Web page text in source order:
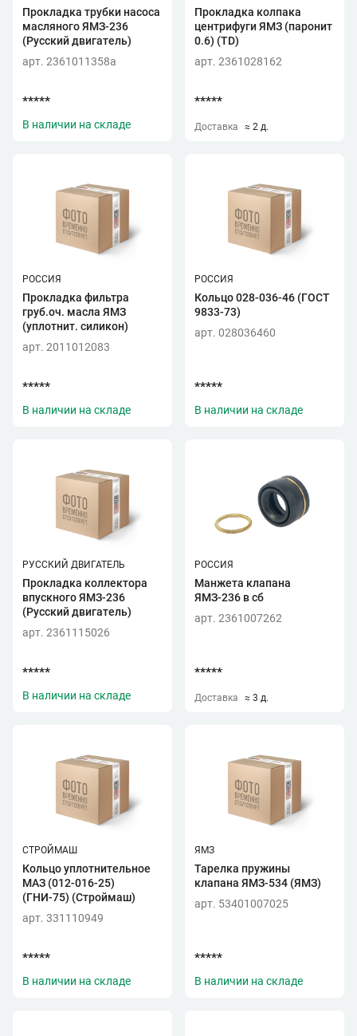
Прокладка трубки насоса
масляного ЯМЗ-236
(Русский двигатель)
арт. 2361011358a
*****
В наличии на складе
Прокладка колпака
центрифуги ЯМЗ (паронит
0.6) (TD)
арт. 2361028162
*****
Доставка ≈ 2 д.
РОССИЯ
Прокладка фильтра
груб.оч. масла ЯМЗ
(уплотнит. силикон)
арт. 2011012083
*****
В наличии на складе
РОССИЯ
Кольцо 028-036-46 (ГОСТ
9833-73)
арт. 028036460
*****
В наличии на складе
РУССКИЙ ДВИГАТЕЛЬ
Прокладка коллектора
впускного ЯМЗ-236
(Русский двигатель)
арт. 2361115026
*****
В наличии на складе
РОССИЯ
Манжета клапана
ЯМЗ-236 в сб
арт. 2361007262
*****
Доставка ≈ 3 д.
СТРОЙМАШ
Кольцо уплотнительное
МАЗ (012-016-25)
(ГНИ-75) (Строймаш)
арт. 331110949
*****
В наличии на складе
ЯМЗ
Тарелка пружины
клапана ЯМЗ-534 (ЯМЗ)
арт. 53401007025
*****
В наличии на складе